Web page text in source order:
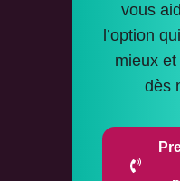
vous
l’option
mieux
dès